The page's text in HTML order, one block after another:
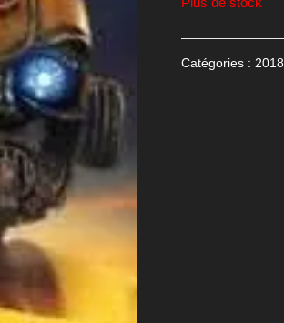
Catégories : 2018